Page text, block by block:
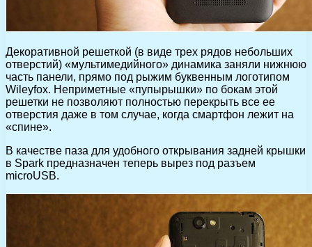
Декоративной решеткой (в виде трех рядов небольших
отверстий) «мультимедийного» динамика заняли нижнюю
часть панели, прямо под рыжим буквенным логотипом
Wileyfox. Неприметные «пупырышки» по бокам этой
решетки не позволяют полностью перекрыть все ее
отверстия даже в том случае, когда смартфон лежит на
«спине».
В качестве паза для удобного открывания задней крышки
в Spark предназначен теперь вырез под разъем
microUSB.